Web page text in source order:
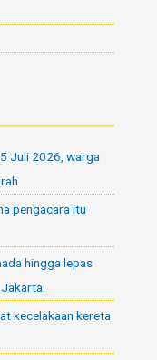
Juli 2026, warga
pengacara itu
hingga lepas
kecelakaan kereta